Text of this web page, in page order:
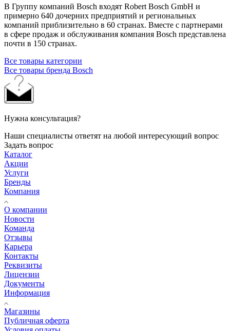
В Группу компаний Bosch входят Robert Bosch GmbH и
примерно 640 дочерних предприятий и региональных
компаний приблизительно в 60 странах. Вместе с партнерами
в сфере продаж и обслуживания компания Bosch представлена
почти в 150 странах.
Все товары категории
Все товары бренда Bosch
Нужна консультация?
Наши специалисты ответят на любой интересующий вопрос
Задать вопрос
Каталог
Акции
Услуги
Бренды
Компания
О компании
Новости
Команда
Отзывы
Карьера
Контакты
Реквизиты
Лицензии
Документы
Информация
Магазины
Публичная оферта